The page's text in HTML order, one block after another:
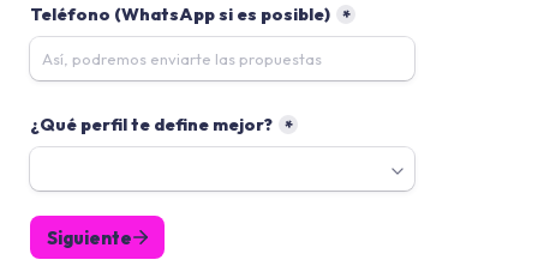
Teléfono (WhatsApp si es posible) *
¿Qué perfil te define mejor? *
Siguiente